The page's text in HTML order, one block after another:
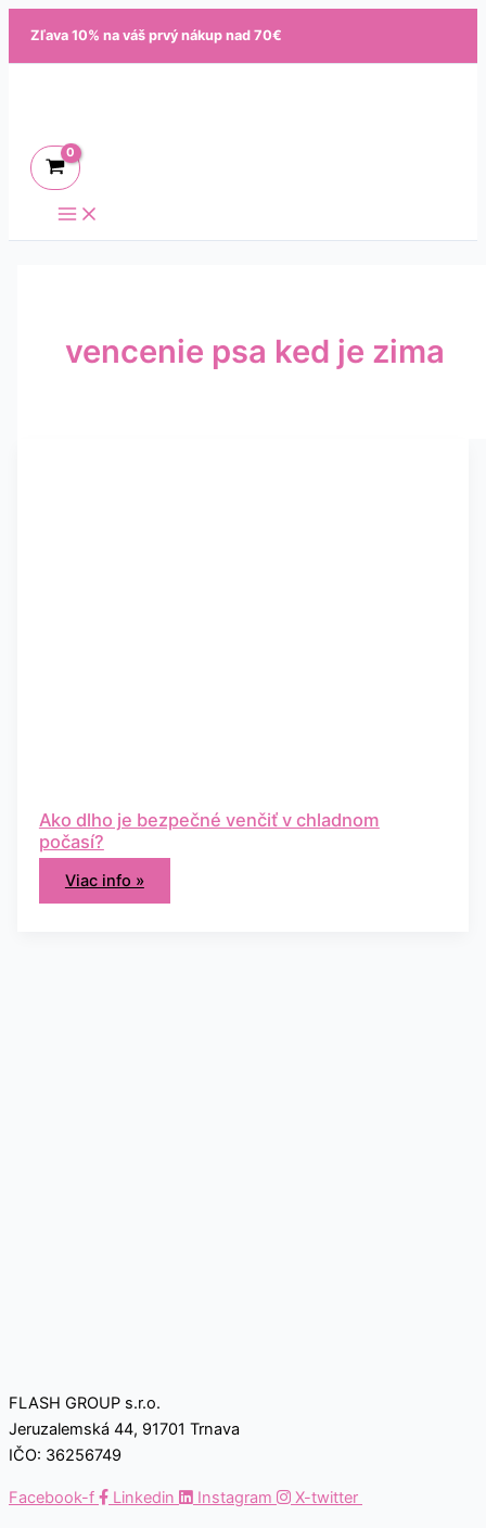
Preskočiť
obsah
Zľava 10% na váš prvý nákup nad 70€
vencenie psa ked je zima
Ako dlho je bezpečné venčiť v chladnom
počasí?
Ako
je
venčiť
Viac info »
FLASH GROUP s.r.o.
Jeruzalemská 44, 91701 Trnava
IČO: 36256749
Facebook-f Linkedin Instagram X-twitter